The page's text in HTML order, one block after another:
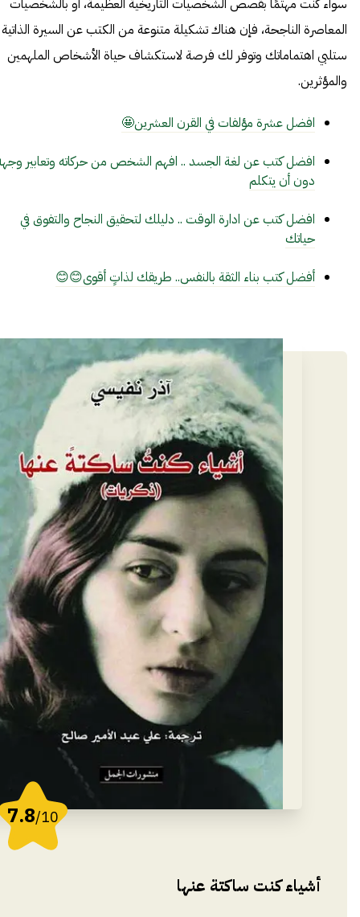
سواء كنت مهتمًا بقصص الشخصيات التاريخية العظيمة، أو بالشخصيات
المعاصرة الناجحة، فإن هناك تشكيلة متنوعة من الكتب عن السيرة الذاتية
ستلبي اهتماماتك وتوفر لك فرصة لاستكشاف حياة الأشخاص الملهمين
والمؤثرين.
افضل عشرة مؤلفات في القرن العشرين🤩
افضل كتب عن لغة الجسد .. افهم الشخص من حركاته وتعابير
دون أن يتكلم
افضل كتب عن ادارة الوقت .. دليلك لتحقيق النجاح والتفوق في
حياتك
أفضل كتب بناء الثقة بالنفس.. طريقك لذاتٍ أقوى😊😊
7.8/10
أشياء كنت ساكتة عنها